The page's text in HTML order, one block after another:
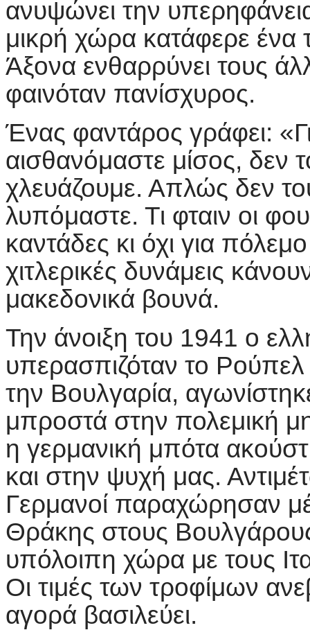
ανυψώνει την
μικρή χώρα κατάφερε ένα
Άξονα ενθαρρύνει τους
φαινόταν πανίσχυρος.
Ένας φαντάρος γράφει:
αισθανόμαστε μίσος, δεν
χλευάζουμε. Απλώς δεν
λυπόμαστε. Τι φταιν οι
καντάδες κι όχι για
χιτλερικές δυνάμεις
μακεδονικά βουνά.
Την άνοιξη του 1941 ο
υπερασπιζόταν το
την Βουλγαρία,
μπροστά στην πολεμική
η γερμανική μπότα
και στην ψυχή μας.
Γερμανοί παραχώρησαν
Θράκης στους
υπόλοιπη χώρα με τους
Οι τιμές των τροφίμων
αγορά βασιλεύει.